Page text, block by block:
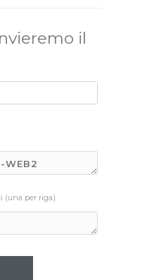
il
(una per riga)